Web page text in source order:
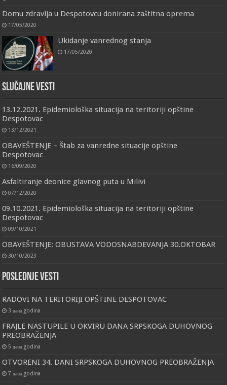
Domu zdravlja u Despotovcu donirana zaštitna oprema
17/05/2020
Ukidanje vanrednog stanja
17/05/2020
Slučajne vesti
13.12.2021. Epidemiološka situacija na teritoriji opštine
Despotovac
13/12/2021
OBAVEŠTENJE – Štab za vanredne situacije opštine
Despotovac
16/09/2020
Asfaltiranje deonice glavnog puta u Milivi
07/12/2020
09.10.2021. Epidemiološka situacija na teritoriji opštine
Despotovac
09/10/2021
OBAVEŠTENJE: OBUSTAVA VODOSNABDEVANJA 30.OKTOBAR
30/10/2023
Poslednje vesti
RADOVI NA TERITORIJI OPŠTINE DESPOTOVAC
3 дана godina
FRAJLE NASTUPILE U OKVIRU DANA SRPSKOGA DUHOVNOG
PREOBRAŽENJA
5 дана godina
OTVORENI 34. DANI SRPSKOGA DUHOVNOG PREOBRAŽENJA
7 дана godina